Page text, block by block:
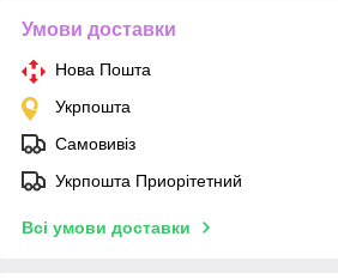
Умови доставки
Нова Пошта
Укрпошта
Самовивіз
Укрпошта Приорітетний
Всі умови доставки